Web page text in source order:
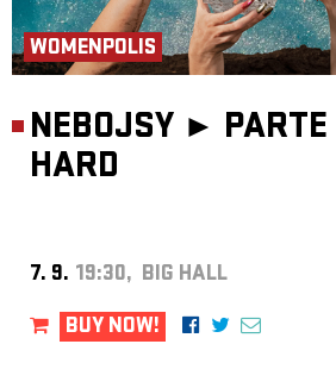
WOMENPOLIS
NEBOJSY ► PARTE
HARD
7. 9. 19:30, BIG HALL
BUY NOW!